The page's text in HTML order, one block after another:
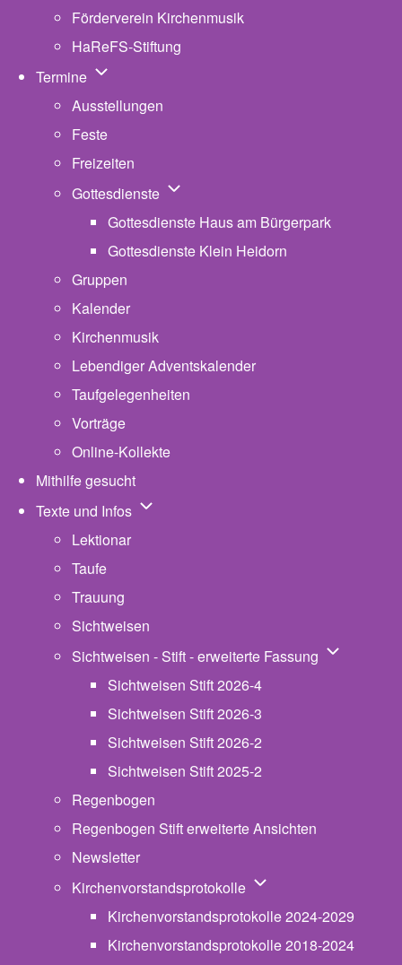
Förderverein Kirchenmusik
HaReFS-Stiftung
Termine Unternavigation von Termine
Ausstellungen
Feste
Freizeiten
Gottesdienste Unternavigation von Gottesdienste
Gottesdienste Haus am Bürgerpark
Gottesdienste Klein Heidorn
Gruppen
Kalender
Kirchenmusik
Lebendiger Adventskalender
Taufgelegenheiten
Vorträge
Online-Kollekte
Mithilfe gesucht
Texte und Infos Unternavigation von Texte und Infos
Lektionar
Taufe
Trauung
Sichtweisen
Sichtweisen - Stift - erweiterte Fassung
Sichtweisen Stift 2026-4
Sichtweisen Stift 2026-3
Sichtweisen Stift 2026-2
Sichtweisen Stift 2025-2
Regenbogen
Regenbogen Stift erweiterte Ansichten
Newsletter
Kirchenvorstandsprotokolle Unternavigation von
Kirchenvorstandsprotokolle 2024-2029
Kirchenvorstandsprotokolle 2018-2024